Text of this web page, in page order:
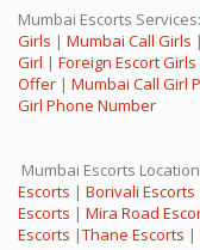
Mumbai Escorts Services:
Girls | Mumbai Call Girls |
Girl | Foreign Escort
Offer | Mumbai Call Girl
Girl Phone Number
Mumbai Escorts
Escorts | Borivali Escorts
Escorts | Mira Road
Escorts |Thane Escorts |